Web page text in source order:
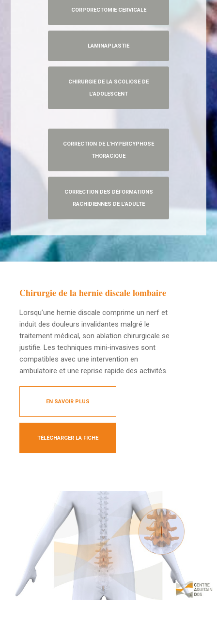
CORPORECTOMIE CERVICALE
LAMINAPLASTIE
CHIRURGIE DE LA SCOLIOSE DE
L’ADOLESCENT
CORRECTION DE L’HYPERCYPHOSE
THORACIQUE
CORRECTION DES DÉFORMATIONS
RACHIDIENNES DE L’ADULTE
Chirurgie de la hernie discale lombaire
Lorsqu’une hernie discale comprime un nerf et
induit des douleurs invalidantes malgré le
traitement médical, son ablation chirurgicale se
justifie. Les techniques mini-invasives sont
compatibles avec une intervention en
ambulatoire et une reprise rapide des activités.
EN SAVOIR PLUS
TÉLÉCHARGER LA FICHE